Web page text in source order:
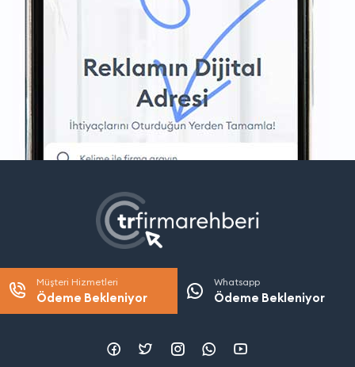
Müşteri Hizmetleri
Ödeme Bekleniyor
Whatsapp
Ödeme Bekleniyor